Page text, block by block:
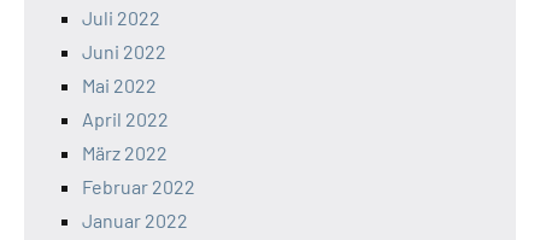
Juli 2022
Juni 2022
Mai 2022
April 2022
März 2022
Februar 2022
Januar 2022